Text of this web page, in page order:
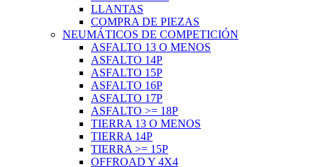
LLANTAS
COMPRA DE PIEZAS
NEUMÁTICOS DE COMPETICIÓN
ASFALTO 13 O MENOS
ASFALTO 14P
ASFALTO 15P
ASFALTO 16P
ASFALTO 17P
ASFALTO >= 18P
TIERRA 13 O MENOS
TIERRA 14P
TIERRA >= 15P
OFFROAD Y 4X4